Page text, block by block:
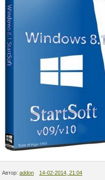
Автор: addon 14-02-2014, 21:04